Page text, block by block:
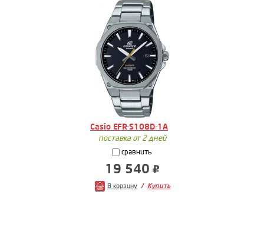
Casio EFR-S108D-1A
поставка от 2 дней
сравнить
19 540
В корзину Купить